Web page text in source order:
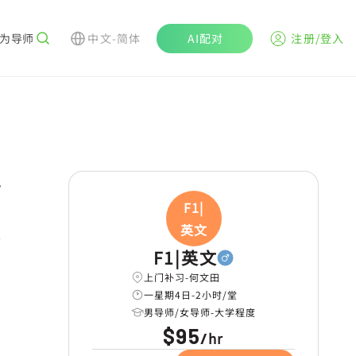
导师 中文-简体 AI配对 注册/登入
F1|
英文
F1|英文
上门补习-何文田
一星期4日-2小时/堂
男导师/女导师-大学程度
$95/hr